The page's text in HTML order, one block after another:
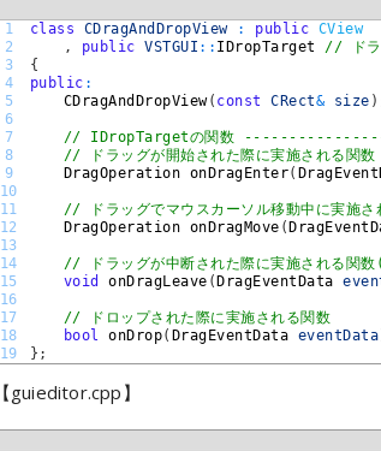
1
2
3
4
5
6
7
8
9
10
11
12
13
14
15
16
17
18
19
class CDragAndDropView : public CView
,
public VSTGUI :: IDropTarget
// ドラ
{
public :
CDragAndDropView( const CRect& size )
// IDropTargetの関数
// ドラッグが開始された際に実施される関数
DragOperation onDragEnter(
// ドラッグでマウスカーソル移動中に実施さ
DragOperation onDragMove (
// ドラッグが中断された際に実施される関
void
onDragLeave ( DragEventData
// ドロップされた際に実施される関数
bool
onDrop( DragEventData eventData
} ;
【guieditor.cpp】